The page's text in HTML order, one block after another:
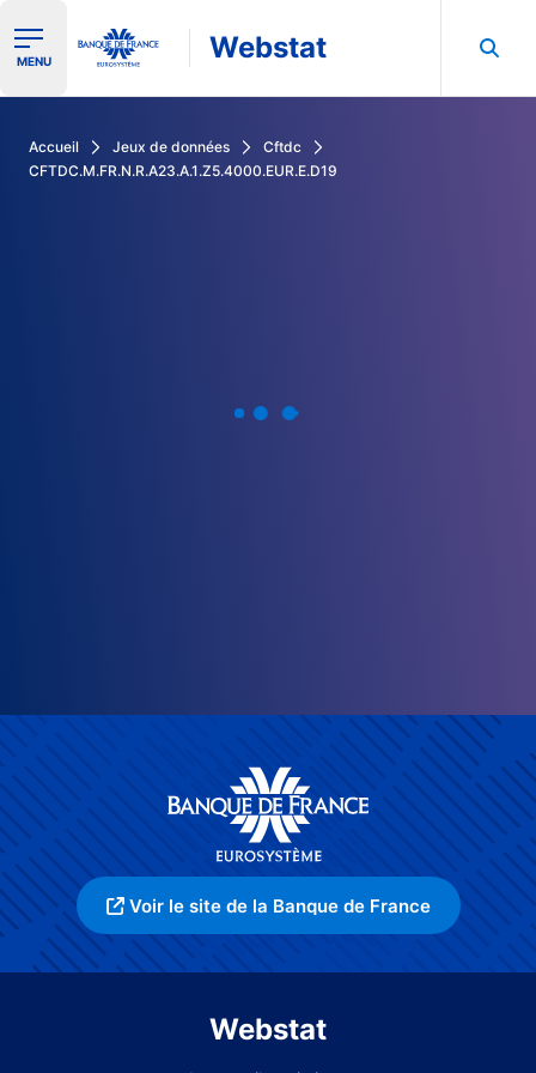
Ouvrir le menu de navigation
MENU Webstat
Accueil Jeux de données
Cftdc
CFTDC.M.FR.N.R.A23.A.1.Z5.4000.EUR.E.D19
Voir le site de la Banque de France
Webstat